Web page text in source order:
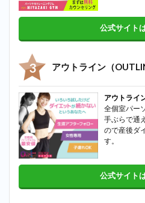
公式サイト
アウトライン（
アウトライ
全個室パー
手ぶらで通
ので産後ダ
す。
公式サイト